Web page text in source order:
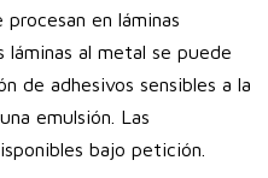
en láminas
láminas al metal se puede
de adhesivos sensibles a la
emulsión. Las
bajo petición.